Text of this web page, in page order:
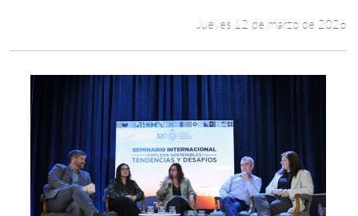
Jueves 12 de marzo de 2026